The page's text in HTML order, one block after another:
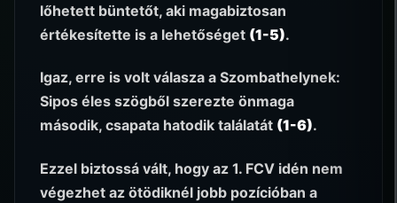
lőhetett büntetőt, aki magabiztosan
értékesítette is a lehetőséget (1-5).
Igaz, erre is volt válasza a Szombathelynek:
Sipos éles szögből szerezte önmaga
második, csapata hatodik találatát (1-6).
Ezzel biztossá vált, hogy az 1. FCV idén nem
végezhet az ötödiknél jobb pozícióban a